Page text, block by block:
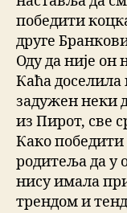
победити
друге
Оду да није он
Каћа доселила
задужен неки
из Пирот, све
Како победити
родитеља да у
нису имала
трендом и